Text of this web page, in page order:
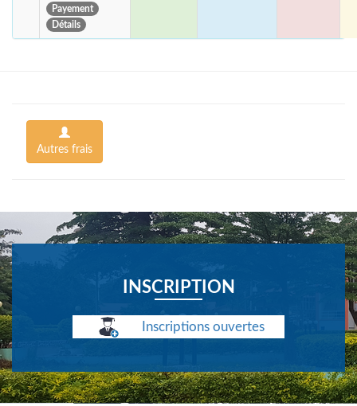
Payement
Détails
Autres frais
INSCRIPTION
Inscriptions ouvertes